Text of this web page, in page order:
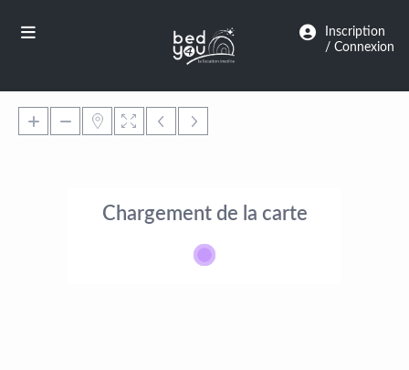
Inscription
/ Connexion
Chargement de la carte